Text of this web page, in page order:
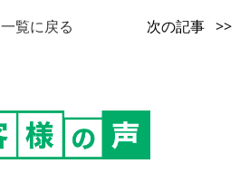
一覧に戻る 次の記事 >>